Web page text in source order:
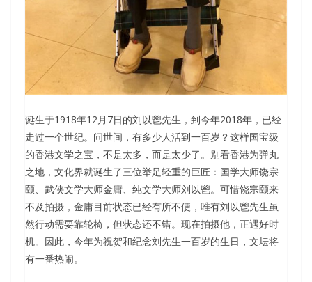
诞生于1918年12月7日的刘以鬯先生，到今年2018年，已经
走过一个世纪。问世间，有多少人活到一百岁？这样国宝级
的香港文学之宝，不是太多，而是太少了。别看香港为弹丸
之地，文化界就诞生了三位举足轻重的巨匠：国学大师饶宗
颐、武侠文学大师金庸、纯文学大师刘以鬯。可惜饶宗颐来
不及拍摄，金庸目前状态已经有所不便，唯有刘以鬯先生虽
然行动需要靠轮椅，但状态还不错。现在拍摄他，正遇好时
机。因此，今年为祝贺和纪念刘先生一百岁的生日，文坛将
有一番热闹。